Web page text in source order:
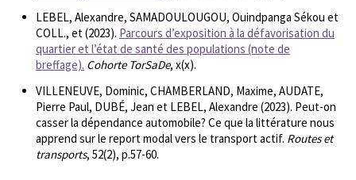
LEBEL, Alexandre, SAMADOULOUGOU, Ouindpanga Sékou et
COLL., et (2023). Parcours d’exposition à la défavorisation du
quartier et l’état de santé des populations (note de
breffage). Cohorte TorSaDe, x(x).
VILLENEUVE, Dominic, CHAMBERLAND, Maxime, AUDATE,
Pierre Paul, DUBÉ, Jean et LEBEL, Alexandre (2023). Peut-on
casser la dépendance automobile? Ce que la littérature nous
apprend sur le report modal vers le transport actif. Routes et
transports, 52(2), p.57-60.